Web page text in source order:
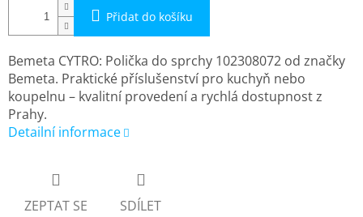
Přidat do košíku
Bemeta CYTRO: Polička do sprchy 102308072 od značky
Bemeta. Praktické příslušenství pro kuchyň nebo
koupelnu – kvalitní provedení a rychlá dostupnost z
Prahy.
Detailní informace
ZEPTAT SE SDÍLET